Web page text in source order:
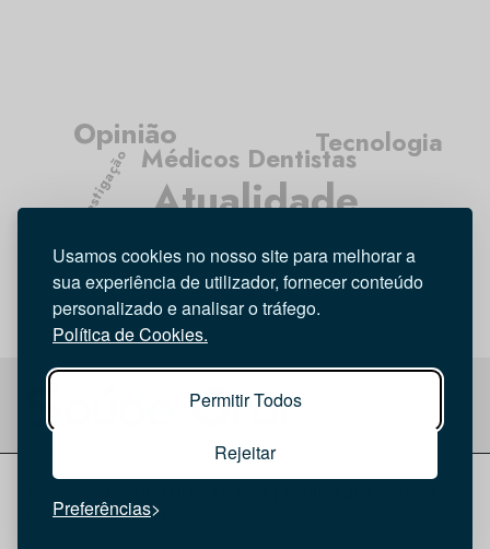
Usamos cookies no nosso site para melhorar a
sua experiência de utilizador, fornecer conteúdo
personalizado e analisar o tráfego.
Política de Cookies.
Permitir Todos
Rejeitar
Preferências
Atualidade
Médicos Dentistas
Higiene Oral
Entrevista
Opinião Tecnologia
Investigação
Política de privacidade